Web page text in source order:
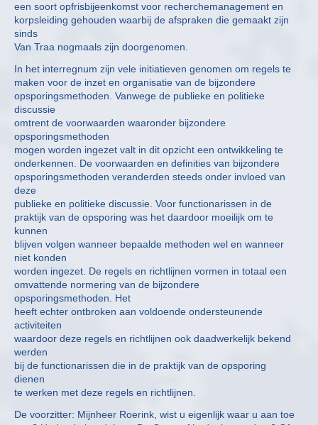
een soort opfrisbijeenkomst voor recherchemanagement en
korpsleiding gehouden waarbij de afspraken die gemaakt zijn
sinds
Van Traa nogmaals zijn doorgenomen.
In het interregnum zijn vele initiatieven genomen om regels te
maken voor de inzet en organisatie van de bijzondere
opsporingsmethoden. Vanwege de publieke en politieke
discussie
omtrent de voorwaarden waaronder bijzondere
opsporingsmethoden
mogen worden ingezet valt in dit opzicht een ontwikkeling te
onderkennen. De voorwaarden en definities van bijzondere
opsporingsmethoden veranderden steeds onder invloed van
deze
publieke en politieke discussie. Voor functionarissen in de
praktijk van de opsporing was het daardoor moeilijk om te
kunnen
blijven volgen wanneer bepaalde methoden wel en wanneer
niet konden
worden ingezet. De regels en richtlijnen vormen in totaal een
omvattende normering van de bijzondere
opsporingsmethoden. Het
heeft echter ontbroken aan voldoende ondersteunende
activiteiten
waardoor deze regels en richtlijnen ook daadwerkelijk bekend
werden
bij de functionarissen die in de praktijk van de opsporing
dienen
te werken met deze regels en richtlijnen.
De voorzitter: Mijnheer Roerink, wist u eigenlijk waar u aan toe